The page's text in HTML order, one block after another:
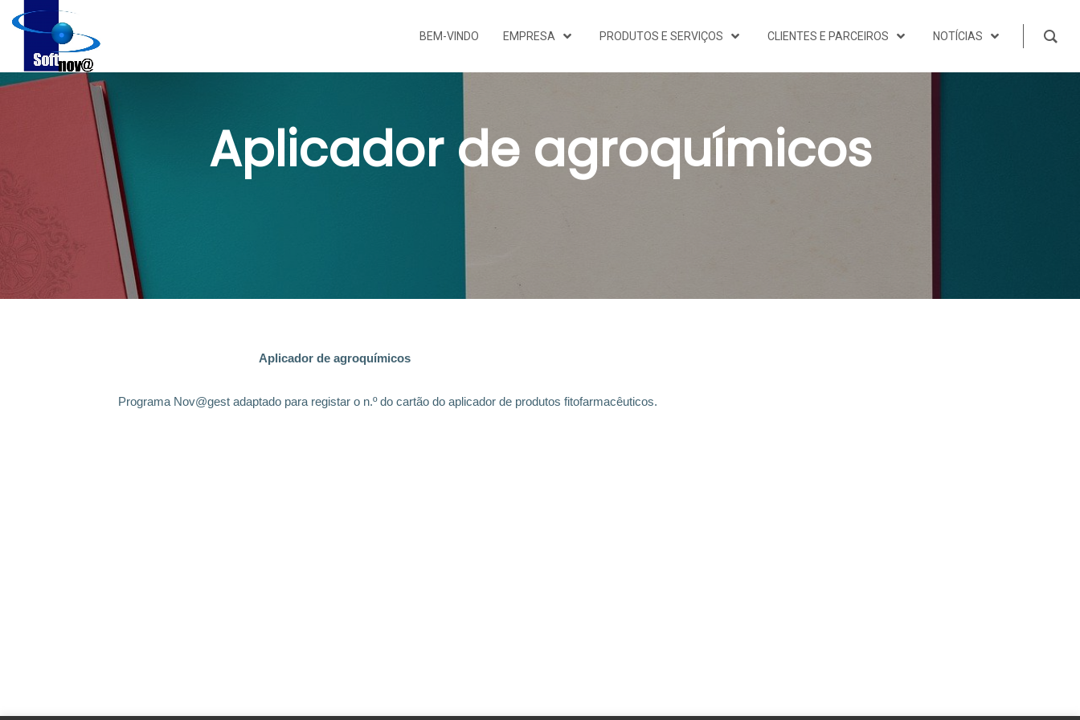
BEM-VINDO EMPRESA PRODUTOS E SERVIÇOS CLIENTES E PARCEIROS NOTÍCIAS
Aplicador de agroquímicos
Aplicador de agroquímicos
Programa Nov@gest adaptado para registar o n.º do cartão do aplicador de produtos fitofarmacêuticos.